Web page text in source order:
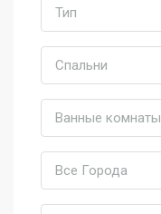
Тип
Спальни
Ванные комнаты
Все Города